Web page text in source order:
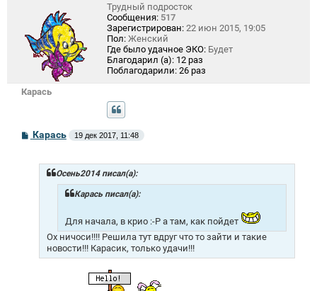
Карась
Трудный подросток
Сообщения: 517
Зарегистрирован: 22 июн 2015, 19:05
Пол: Женский
Где было удачное ЭКО: Будет
Благодарил (а): 12 раз
Поблагодарили: 26 раз
С
о
Карась 19 дек 2017, 11:48
Осень2014 писал(а):
Карась писал(а):
Для начала, в крио :-P а там, как пойдет
Ох ничоси!!!! Решила тут вдруг что то зайти и такие
новости!!! Карасик, только удачи!!!